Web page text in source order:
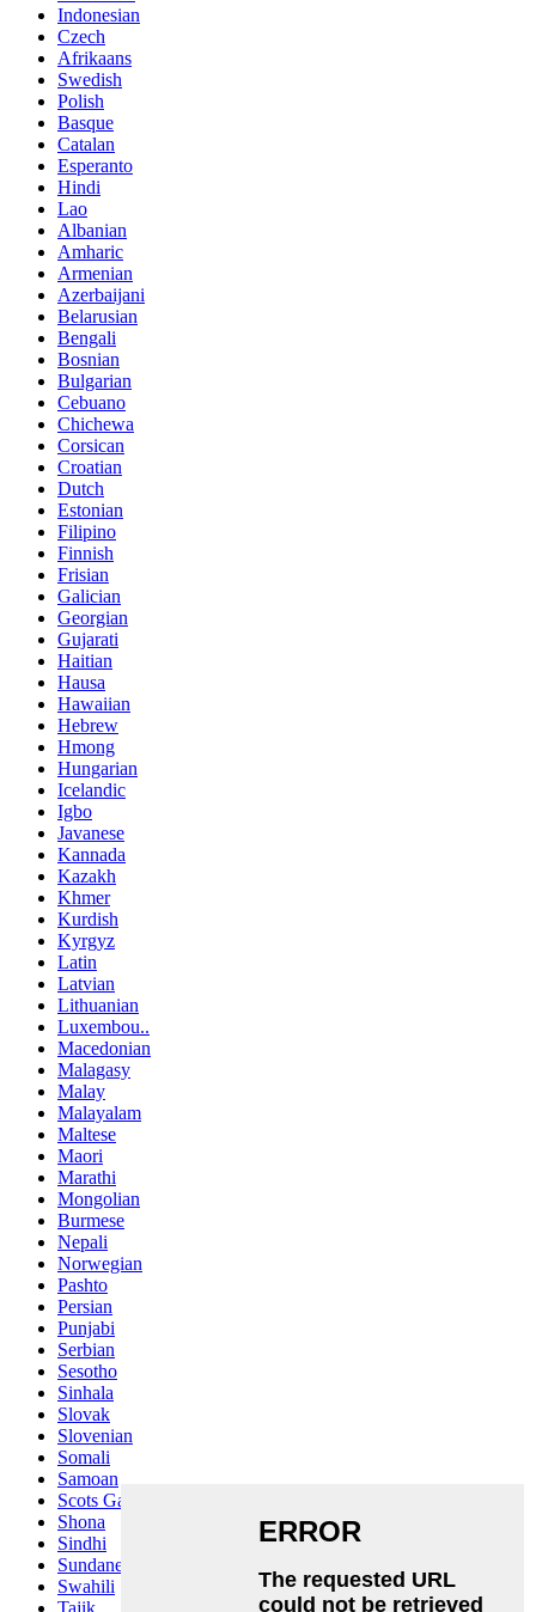
Indonesian
Czech
Afrikaans
Swedish
Polish
Basque
Catalan
Esperanto
Hindi
Lao
Albanian
Amharic
Armenian
Azerbaijani
Belarusian
Bengali
Bosnian
Bulgarian
Cebuano
Chichewa
Corsican
Croatian
Dutch
Estonian
Filipino
Finnish
Frisian
Galician
Georgian
Gujarati
Haitian
Hausa
Hawaiian
Hebrew
Hmong
Hungarian
Icelandic
Igbo
Javanese
Kannada
Kazakh
Khmer
Kurdish
Kyrgyz
Latin
Latvian
Lithuanian
Luxembou..
Macedonian
Malagasy
Malay
Malayalam
Maltese
Maori
Marathi
Mongolian
Burmese
Nepali
Norwegian
Pashto
Persian
Punjabi
Serbian
Sesotho
Sinhala
Slovak
Slovenian
Somali
Samoan
Scots Gaelic
Shona
Sindhi
Sundanese
Swahili
Tajik